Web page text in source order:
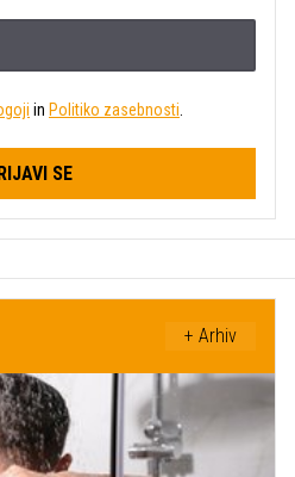
in Politiko zasebnosti
SE
+ Arhiv